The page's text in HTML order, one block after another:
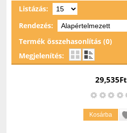
Listázás:
Rendezés:
Termék összehasonlítás (0)
Megjelenítés:
29,535Ft